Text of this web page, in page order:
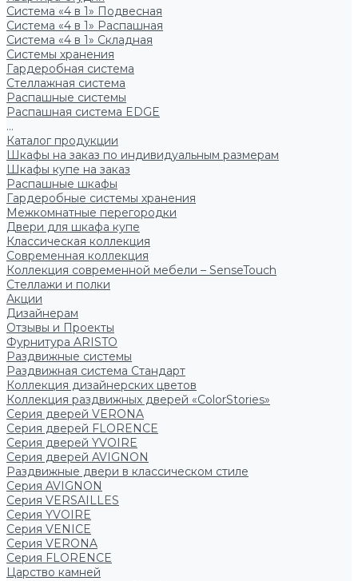
Система «4 в 1» Подвесная
Система «4 в 1» Распашная
Система «4 в 1» Складная
Системы хранения
Гардеробная система
Стеллажная система
Распашные системы
Распашная система EDGE
...
Каталог продукции
Шкафы на заказ по индивидуальным размерам
Шкафы купе на заказ
Распашные шкафы
Гардеробные системы хранения
Межкомнатные перегородки
Двери для шкафа купе
Классическая коллекция
Современная коллекция
Коллекция современной мебели – SenseTouch
Стеллажи и полки
Акции
Дизайнерам
Отзывы и Проекты
Фурнитура ARISTO
Раздвижные системы
Раздвижная система Стандарт
Коллекция дизайнерских цветов
Коллекция раздвижных дверей «ColorStories»
Серия дверей VERONA
Серия дверей FLORENCE
Серия дверей YVOIRE
Серия дверей AVIGNON
Раздвижные двери в классическом стиле
Серия AVIGNON
Серия VERSAILLES
Серия YVOIRE
Серия VENICE
Серия VERONA
Серия FLORENCE
Царство камней